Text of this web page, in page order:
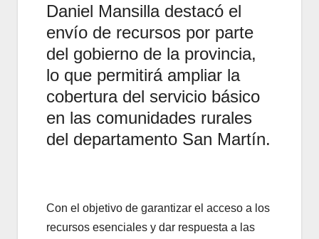
Daniel Mansilla destacó el
envío de recursos por parte
del gobierno de la provincia,
lo que permitirá ampliar la
cobertura del servicio básico
en las comunidades rurales
del departamento San Martín.
Con el objetivo de garantizar el acceso a los
recursos esenciales y dar respuesta a las